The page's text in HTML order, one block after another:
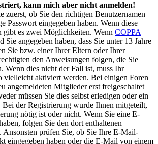
kann mich aber nicht anmelden!
zuerst, ob Sie den richtigen Benutzernamen
Passwort eingegeben haben. Wenn diese
gibt es zwei Möglichkeiten. Wenn COPPA
Sie angegeben haben, dass Sie unter 13 Jahre
Sie bzw. einer Ihrer Eltern oder Ihrer
den Anweisungen folgen, die Sie
Wenn dies nicht der Fall ist, muss Ihr
vielleicht aktiviert werden. Bei einigen Foren
angemeldeten Mitglieder erst freigeschaltet
müssen Sie dies selbst erledigen oder ein
Bei der Registrierung wurde Ihnen mitgeteilt,
nötig ist oder nicht. Wenn Sie eine E-
folgen Sie den dort enthaltenen
Ansonsten prüfen Sie, ob Sie Ihre E-Mail-
eingegeben haben oder die E-Mail von einem